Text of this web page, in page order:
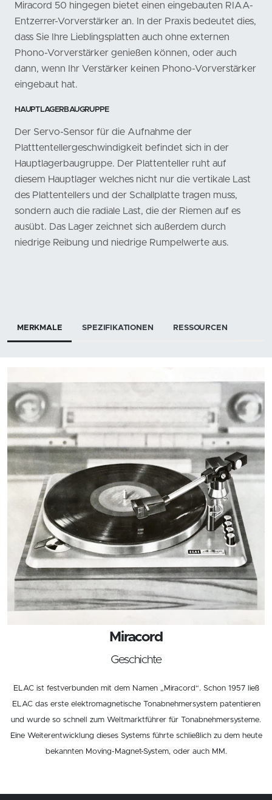
Miracord 50 hingegen bietet einen eingebauten RIAA-
Entzerrer-Vorverstärker an. In der Praxis bedeutet dies,
dass Sie Ihre Lieblingsplatten auch ohne externen
Phono-Vorverstärker genießen können, oder auch
dann, wenn Ihr Verstärker keinen Phono-Vorverstärker
eingebaut hat.
HAUPTLAGERBAUGRUPPE
Der Servo-Sensor für die Aufnahme der
Platttentellergeschwindigkeit befindet sich in der
Hauptlagerbaugruppe. Der Plattenteller ruht auf
diesem Hauptlager welches nicht nur die vertikale Last
des Plattentellers und der Schallplatte tragen muss,
sondern auch die radiale Last, die der Riemen auf es
ausübt. Das Lager zeichnet sich außerdem durch
niedrige Reibung und niedrige Rumpelwerte aus.
MERKMALE SPEZIFIKATIONEN RESSOURCEN
Miracord
Geschichte
ELAC ist festverbunden mit dem Namen „Miracord“. Schon 1957 ließ
ELAC das erste elektromagnetische Tonabnehmersystem patentieren
und wurde so schnell zum Weltmarktführer für Tonabnehmersysteme.
Eine Weiterentwicklung dieses Systems führte schließlich zu dem heute
bekannten Moving-Magnet-System, oder auch MM.